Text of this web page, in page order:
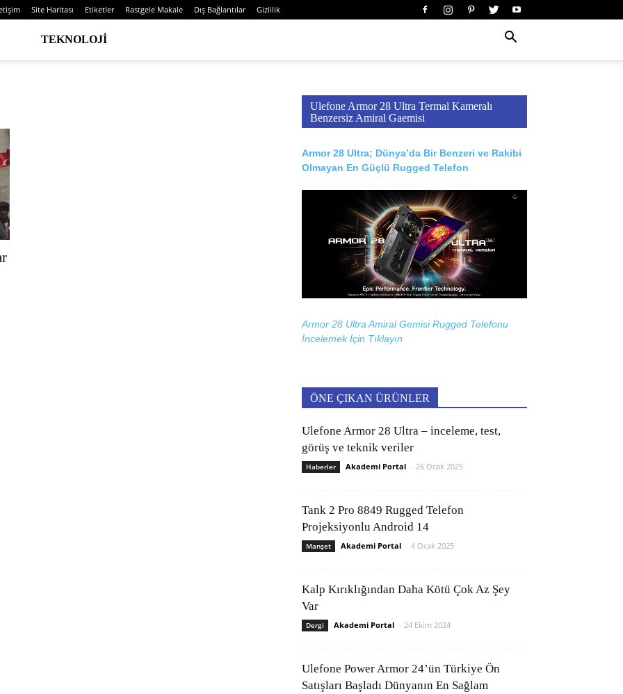
Site Haritası Etiketler Rastgele Makale Dış Bağlantılar Gizlilik
TEKNOLOJI
Ulefone Armor 28 Ultra Termal Kameralı
Benzersiz Amiral Gaemisi
Armor 28 Ultra; Dünya’da Bir Benzeri ve Rakibi
Olmayan En Güçlü Rugged Telefon
Armor 28 Ultra Amiral Gemisi Rugged Telefonu
İncelemek İçin Tıklayın
ÖNE ÇIKAN ÜRÜNLER
Ulefone Armor 28 Ultra – inceleme, test,
görüş ve teknik veriler
Haberler Akademi Portal - 26 Ocak 2025
Tank 2 Pro 8849 Rugged Telefon
Projeksiyonlu Android 14
Manşet Akademi Portal - 4 Ocak 2025
Kalp Kırıklığından Daha Kötü Çok Az Şey
Var
Dergi Akademi Portal - 24 Ekim 2024
Ulefone Power Armor 24’ün Türkiye Ön
Satışları Başladı Dünyanın En Sağlam